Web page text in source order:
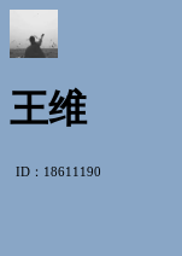
王维
ID：18611190